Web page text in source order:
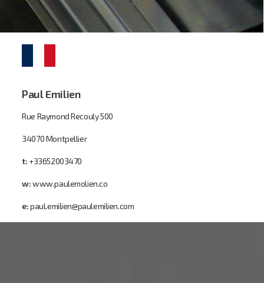
Paul Emilien
Rue Raymond Recouly 500
34070 Montpellier
t: +33652003470
w:www.paulemolien.co
e:paul.emilien@paulemilien.com